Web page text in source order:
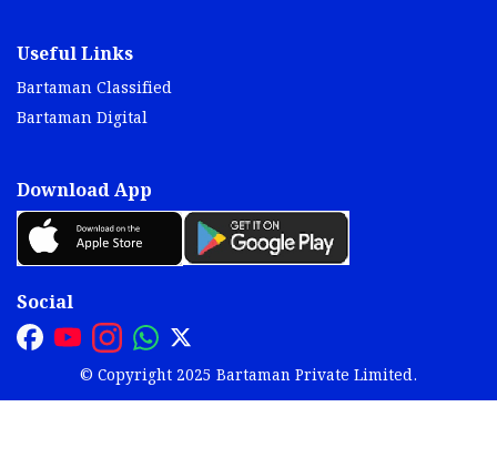
Useful Links
Bartaman Classified
Bartaman Digital
Download App
Social
© Copyright 2025 Bartaman Private Limited.